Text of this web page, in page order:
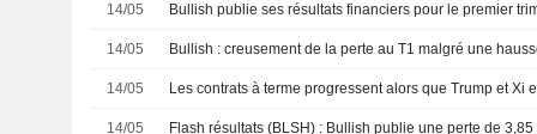
14/05
14/05 Bullish : creusement de la perte au T1 malgré une
14/05
14/05